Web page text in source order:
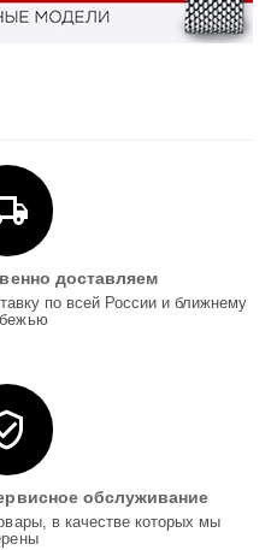
доставляем
по всей России и ближнему
обслуживание
в качестве которых мы